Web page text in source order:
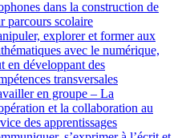
dans la construction de
parcours scolaire
explorer et former aux
avec le numérique,
en développant des
transversales
en groupe – La
et la collaboration au
des apprentissages